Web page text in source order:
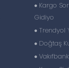
Kargo
Gidiyo
Trendyol
Doğtaş